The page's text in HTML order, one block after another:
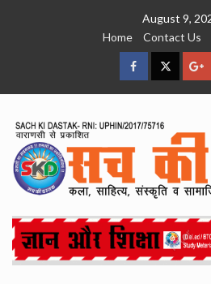
August 9,
Home
Contact Us
facebookTwitter